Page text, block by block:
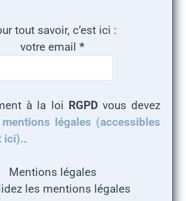
tout savoir, c’est ici :
votre email *
à la loi RGPDvous devez
mentions légales (accessibles
ici)..
Mentions légales
les mentions légales